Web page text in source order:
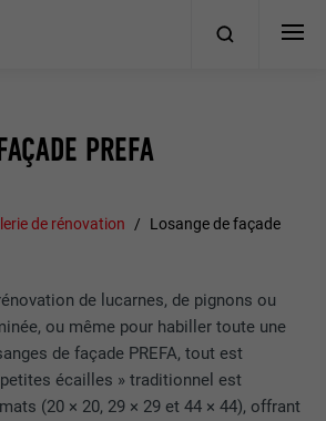
PREFA
de rénovation Losange de façade
de lucarnes, de pignons ou
ou même pour habiller toute une
de façade PREFA, tout est
petites écailles » traditionnel est
(20 × 20, 29 × 29 et 44 × 44), offrant